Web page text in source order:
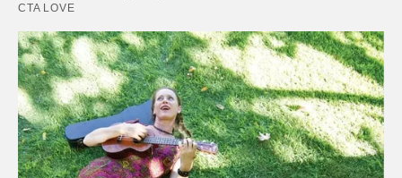
CTA LOVE